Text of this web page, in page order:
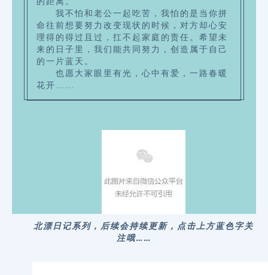
我不怕和老公一起吃苦，我怕的是当你拼
命往前想要努力改变现状的时候，对方却心安
理得的得过且过，扛不起家庭的责任。希望未
来的日子里，我们能共同努力，创造属于自己
的一片蓝天。
也愿大家眼里有光，心中有爱，一路春暖
花开……
北漂日记系列，后续会持续更新，点击上方蓝色字关
注哦……